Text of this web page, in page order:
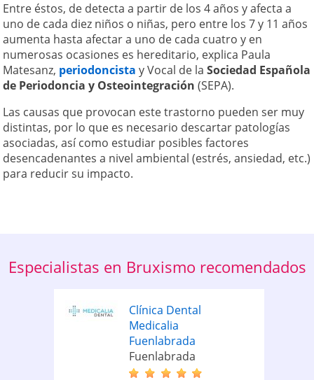
Entre éstos, de detecta a partir de los 4 años y afecta a
uno de cada diez niños o niñas, pero entre los 7 y 11 años
aumenta hasta afectar a uno de cada cuatro y en
numerosas ocasiones es hereditario, explica Paula
Matesanz, periodoncista y Vocal de laSociedad Española
de Periodoncia y Osteointegración (SEPA).
Las causas que provocan este trastorno pueden ser muy
distintas, por lo que es necesario descartar patologías
asociadas, así como estudiar posibles factores
desencadenantes a nivel ambiental (estrés, ansiedad, etc.)
para reducir su impacto.
Especialistas en Bruxismo recomendados
Clínica Dental
Medicalia
Fuenlabrada
Fuenlabrada